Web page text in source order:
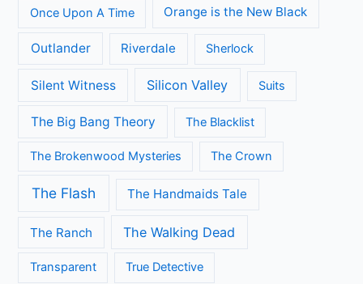
Once Upon A Time Orange is the New Black
Outlander Riverdale Sherlock
Silent Witness Silicon Valley Suits
The Big Bang Theory The Blacklist
The Brokenwood Mysteries The Crown
The Flash The Handmaids Tale
The Ranch The Walking Dead
Transparent True Detective